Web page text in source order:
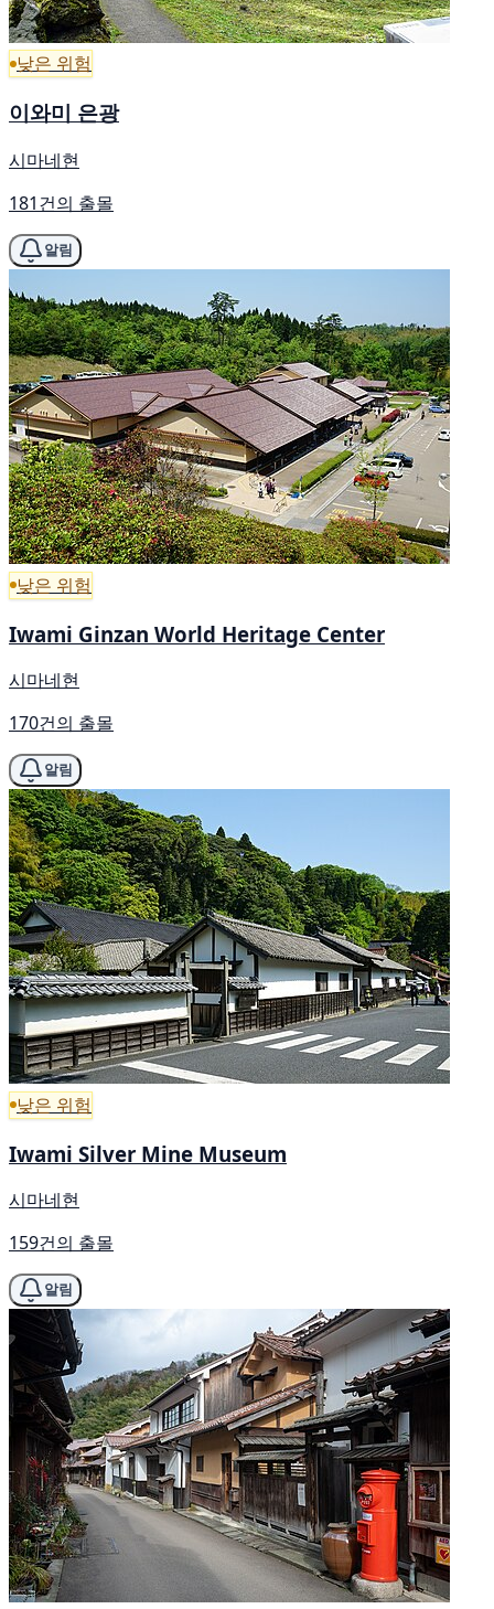
낮은 위험
이와미 은광
시마네현
181건의 출몰
알림
낮은 위험
Iwami Ginzan World Heritage Center
시마네현
170건의 출몰
알림
낮은 위험
Iwami Silver Mine Museum
시마네현
159건의 출몰
알림